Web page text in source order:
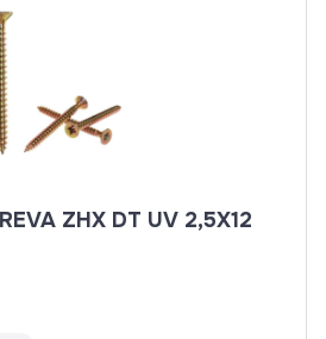
DT UV 2,5X12